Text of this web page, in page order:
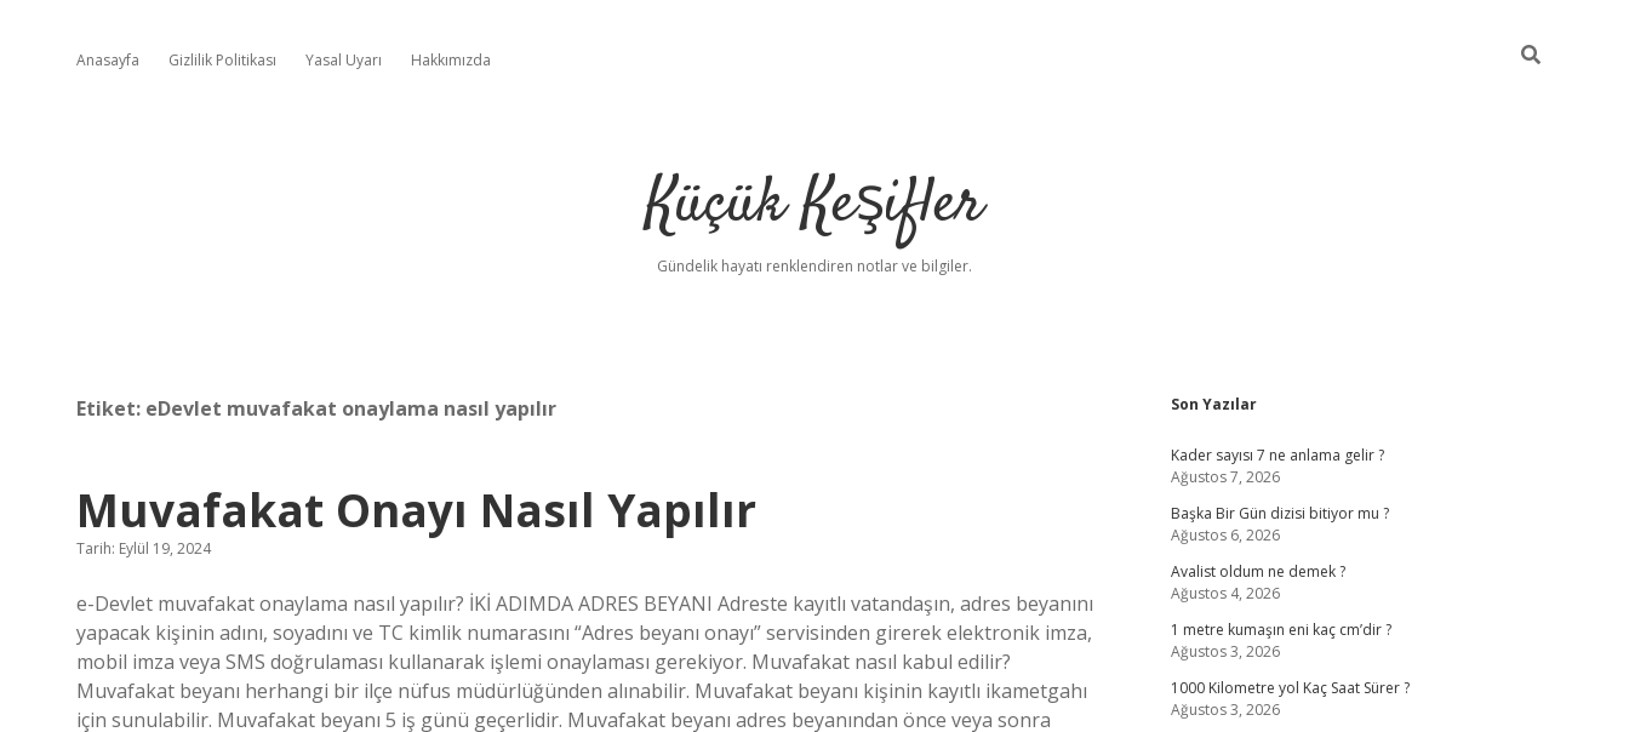
Anasayfa Gizlilik Politikası Yasal Uyarı Hakkımızda
Küçük Keşifler
Gündelik hayatı renklendiren notlar ve bilgiler.
Etiket: eDevlet muvafakat onaylama nasıl yapılır
Muvafakat Onayı Nasıl Yapılır
Tarih: Eylül 19, 2024
e-Devlet muvafakat onaylama nasıl yapılır? İKİ ADIMDA ADRES BEYANI Adreste kayıtlı vatandaşın, adres beyanını
yapacak kişinin adını, soyadını ve TC kimlik numarasını “Adres beyanı onayı” servisinden girerek elektronik imza,
mobil imza veya SMS doğrulaması kullanarak işlemi onaylaması gerekiyor. Muvafakat nasıl kabul edilir?
Muvafakat beyanı herhangi bir ilçe nüfus müdürlüğünden alınabilir. Muvafakat beyanı kişinin kayıtlı ikametgahı
için sunulabilir. Muvafakat beyanı 5 iş günü geçerlidir. Muvafakat beyanı adres beyanından önce veya sonra
Sidebar
Son Yazılar
Kader sayısı 7 ne anlama gelir ?
Ağustos 7, 2026
Başka Bir Gün dizisi bitiyor mu ?
Ağustos 6, 2026
Avalist oldum ne demek ?
Ağustos 4, 2026
1 metre kumaşın eni kaç cm’dir ?
Ağustos 3, 2026
1000 Kilometre yol Kaç Saat Sürer ?
Ağustos 3, 2026